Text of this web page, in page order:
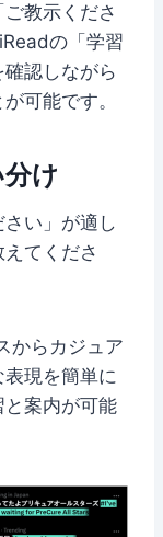
教示くださ
の「学習
認しながら
可能です。
け
い」が適し
てくださ
からカジュア
現を簡単に
案内が可能